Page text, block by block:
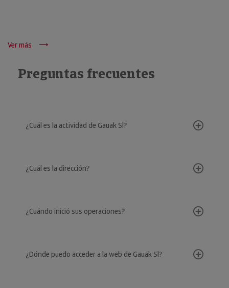
Ver más
Preguntas frecuentes
¿Cuál es la actividad de Gauak Sl?
¿Cuál es la dirección?
¿Cuándo inició sus operaciones?
¿Dónde puedo acceder a la web de Gauak Sl?